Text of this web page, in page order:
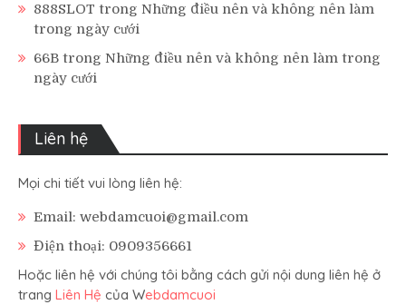
888SLOT trong Những điều nên và không nên làm
trong ngày cưới
66B trong Những điều nên và không nên làm trong
ngày cưới
Liên hệ
Mọi chi tiết vui lòng liên hệ:
Email: webdamcuoi@gmail.com
Điện thoại: 0909356661
Hoặc liên hệ với chúng tôi bằng cách gửi nội dung liên hệ ở
trang Liên Hệ của Webdamcuoi